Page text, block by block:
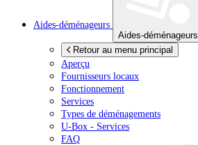
Aides-déménageurs
Aides-déménageurs
Retour au menu principal
Aperçu
Fournisseurs locaux
Fonctionnement
Services
Types de déménagements
U-Box - Services
FAQ